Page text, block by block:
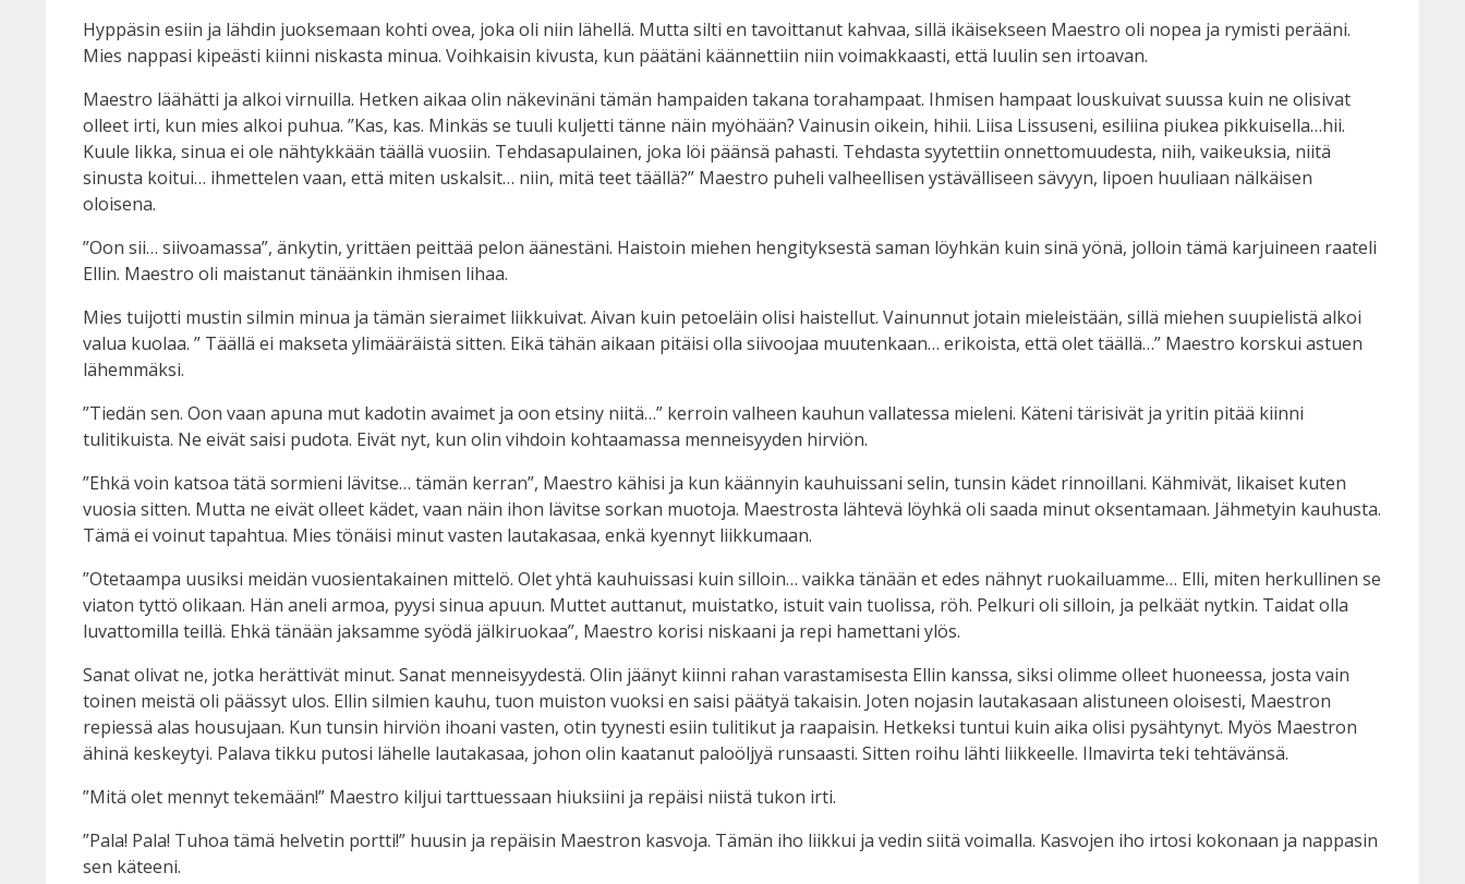
Hyppäsin esiin ja lähdin juoksemaan kohti ovea, joka oli niin lähellä. Mutta silti en tavoittanut kahvaa, sillä ikäisekseen Maestro oli nopea ja rymisti perääni.
Mies nappasi kipeästi kiinni niskasta minua. Voihkaisin kivusta, kun päätäni käännettiin niin voimakkaasti, että luulin sen irtoavan.
Maestro läähätti ja alkoi virnuilla. Hetken aikaa olin näkevinäni tämän hampaiden takana torahampaat. Ihmisen hampaat louskuivat suussa kuin ne olisivat
olleet irti, kun mies alkoi puhua. ”Kas, kas. Minkäs se tuuli kuljetti tänne näin myöhään? Vainusin oikein, hihii. Liisa Lissuseni, esiliina piukea pikkuisella…hii.
Kuule likka, sinua ei ole nähtykkään täällä vuosiin. Tehdasapulainen, joka löi päänsä pahasti. Tehdasta syytettiin onnettomuudesta, niih, vaikeuksia, niitä
sinusta koitui… ihmettelen vaan, että miten uskalsit… niin, mitä teet täällä?” Maestro puheli valheellisen ystävälliseen sävyyn, lipoen huuliaan nälkäisen
oloisena.
”Oon sii… siivoamassa”, änkytin, yrittäen peittää pelon äänestäni. Haistoin miehen hengityksestä saman löyhkän kuin sinä yönä, jolloin tämä karjuineen raateli
Ellin. Maestro oli maistanut tänäänkin ihmisen lihaa.
Mies tuijotti mustin silmin minua ja tämän sieraimet liikkuivat. Aivan kuin petoeläin olisi haistellut. Vainunnut jotain mieleistään, sillä miehen suupielistä alkoi
valua kuolaa. ” Täällä ei makseta ylimääräistä sitten. Eikä tähän aikaan pitäisi olla siivoojaa muutenkaan… erikoista, että olet täällä…” Maestro korskui astuen
lähemmäksi.
”Tiedän sen. Oon vaan apuna mut kadotin avaimet ja oon etsiny niitä…” kerroin valheen kauhun vallatessa mieleni. Käteni tärisivät ja yritin pitää kiinni
tulitikuista. Ne eivät saisi pudota. Eivät nyt, kun olin vihdoin kohtaamassa menneisyyden hirviön.
”Ehkä voin katsoa tätä sormieni lävitse… tämän kerran”, Maestro kähisi ja kun käännyin kauhuissani selin, tunsin kädet rinnoillani. Kähmivät, likaiset kuten
vuosia sitten. Mutta ne eivät olleet kädet, vaan näin ihon lävitse sorkan muotoja. Maestrosta lähtevä löyhkä oli saada minut oksentamaan. Jähmetyin kauhusta.
Tämä ei voinut tapahtua. Mies tönäisi minut vasten lautakasaa, enkä kyennyt liikkumaan.
”Otetaampa uusiksi meidän vuosientakainen mittelö. Olet yhtä kauhuissasi kuin silloin… vaikka tänään et edes nähnyt ruokailuamme… Elli, miten herkullinen se
viaton tyttö olikaan. Hän aneli armoa, pyysi sinua apuun. Muttet auttanut, muistatko, istuit vain tuolissa, röh. Pelkuri oli silloin, ja pelkäät nytkin. Taidat olla
luvattomilla teillä. Ehkä tänään jaksamme syödä jälkiruokaa”, Maestro korisi niskaani ja repi hamettani ylös.
Sanat olivat ne, jotka herättivät minut. Sanat menneisyydestä. Olin jäänyt kiinni rahan varastamisesta Ellin kanssa, siksi olimme olleet huoneessa, josta vain
toinen meistä oli päässyt ulos. Ellin silmien kauhu, tuon muiston vuoksi en saisi päätyä takaisin. Joten nojasin lautakasaan alistuneen oloisesti, Maestron
repiessä alas housujaan. Kun tunsin hirviön ihoani vasten, otin tyynesti esiin tulitikut ja raapaisin. Hetkeksi tuntui kuin aika olisi pysähtynyt. Myös Maestron
ähinä keskeytyi. Palava tikku putosi lähelle lautakasaa, johon olin kaatanut paloöljyä runsaasti. Sitten roihu lähti liikkeelle. Ilmavirta teki tehtävänsä.
”Mitä olet mennyt tekemään!” Maestro kiljui tarttuessaan hiuksiini ja repäisi niistä tukon irti.
”Pala! Pala! Tuhoa tämä helvetin portti!” huusin ja repäisin Maestron kasvoja. Tämän iho liikkui ja vedin siitä voimalla. Kasvojen iho irtosi kokonaan ja nappasin
sen käteeni.